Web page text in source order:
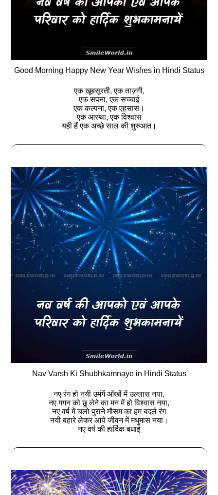
Good Morning Happy New Year Wishes in Hindi Status
एक खूबसूरती, एक ताज़गी,
एक सपना, एक सच्चाई
एक कल्पना, एक एहसास।
एक आस्था, एक विश्वास
यही हैं एक अच्छे साल की शुरुआत।
Nav Varsh Ki Shubhkamnaye in Hindi Status
नए रंग हो नयी उमंगें आँखों में उल्लास नया,
नए गगन को छू लेने का मन में हो विश्वास नया,
नए वर्ष में चलो पुराने मौसम का हम बदले रंग
नयी बहारे लेकर आये जीवन में मधुमास नया।
नए वर्ष की हार्दिक बधाई